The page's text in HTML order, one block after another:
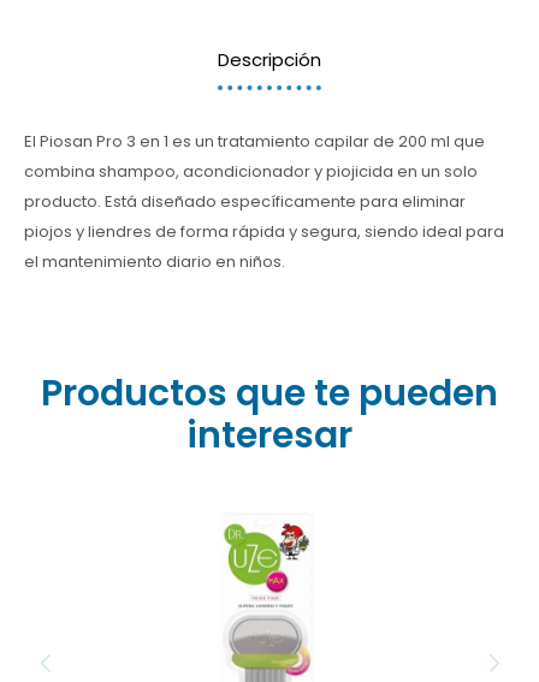
Descripción
El Piosan Pro 3 en 1 es un tratamiento capilar de 200 ml que
combina shampoo, acondicionador y piojicida en un solo
producto. Está diseñado específicamente para eliminar
piojos y liendres de forma rápida y segura, siendo ideal para
el mantenimiento diario en niños.
Productos que te pueden
interesar
El peine fino metálico Dr.
Uze (Advance o Max) es
una herramienta de acero
inoxidable de alta calidad
diseñada para eliminar
piojos y liendres de
manera efectiva.